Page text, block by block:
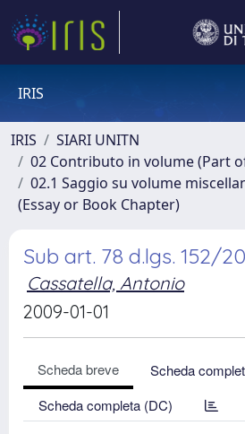
IRIS
IRIS
SIARI UNITN
02 Contributo in volume (Part
02.1 Saggio su volume
(Essay or Book Chapter)
Sub art. 78 d.lgs. 152/
Cassatella, Antonio
2009-01-01
Scheda breve
Scheda
Scheda completa (DC)